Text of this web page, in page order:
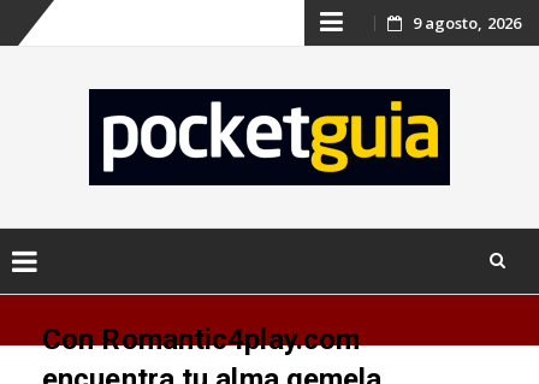
Skip
content
9 agosto, 2026
Con Romantic4play.com